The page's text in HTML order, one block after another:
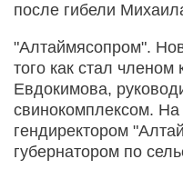
после гибели
"Алтаймясопром".
того как стал
Евдокимова,
свинокомплексом.
гендиректором
губернатором по